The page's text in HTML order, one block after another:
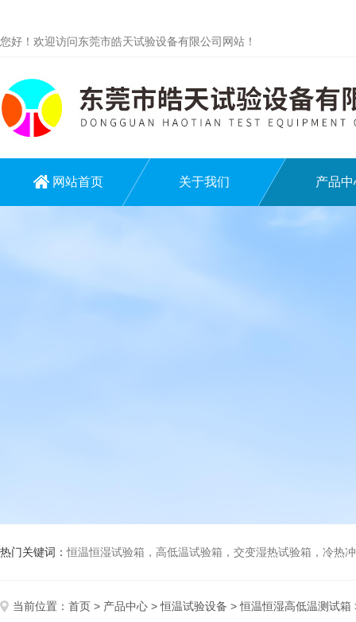
您好！欢迎访问东莞市皓天试验设备有限公司网站！
网站首页 关于我们 产品中
热门关键词：恒温恒湿试验箱，高低温试验箱，交变湿热试验箱，冷热冲击试验
当前位置： 首页 > 产品中心 >恒温试验设备 >恒温恒湿高低温测试箱